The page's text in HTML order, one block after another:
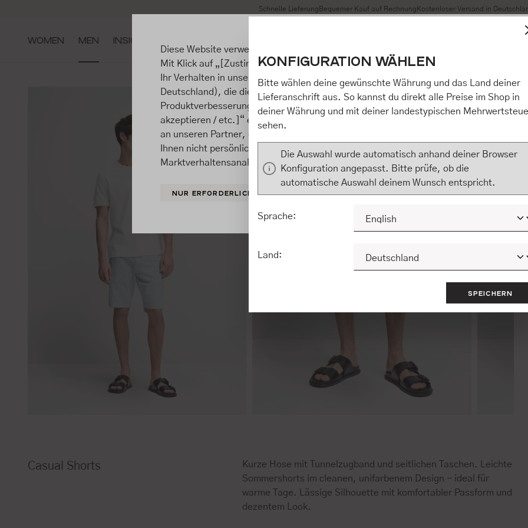
Zur Hauptnavigation springen Schnelle Lieferung Bequemer Kauf auf Rechnung Kostenloser Versand in
WOMEN MEN INSIGHTS
Casual Shorts
Kurze Hose mit Tunnelzugband und seitlichen Taschen. Leichte
Sommershorts im cleanen, unifarbenem Design - ideal für
warme Tage. Lässige Silhouette mit komfortabler Passform und
dezentem Look.
Diese Website verwendet Cookies, um eine bestmögliche Erfahrung bieten zu können.
Mit Klick auf „[Zustimmen / Alles akzeptieren / etc.]“ erteilen Sie Ihre Einwilligung
Ihr Verhalten in unserem Shop an unseren Partner, die shopware AG (Ebbinghoff 10,
Deutschland), die diese Daten Ihnen nicht persönlich zuordnen kann, sie aber zu
Produktverbesserungen, Marktverhaltensanalysen) verarbeiten darf. Mit Klick auf
akzeptieren / etc.]“ erteilen Sie Ihre Einwilligung auch in die Weitergabe über Ihr
an unseren Partner, die shopware AG (Ebbinghoff 10, 48624 Schöppingen,
Ihnen nicht persönlich zuordnen kann, sie aber zu eigenen Zwecken (z.B.
Marktverhaltensanalysen) verarbeiten darf.
NUR ERFORDERLICHE KONFIGURIEREN ALLE COOKIES
KONFIGURATION WÄHLEN
Bitte wählen deine gewünschte Währung und das Land deiner
Lieferanschrift aus. So kannst du direkt alle Preise im Shop in
deiner Währung und mit deiner landestypischen
sehen.
Die Auswahl wurde automatisch anhand deiner Browser
Konfiguration angepasst. Bitte prüfe, ob die
automatische Auswahl deinem Wunsch entspricht.
Sprache:
Land:
SPEICHERN